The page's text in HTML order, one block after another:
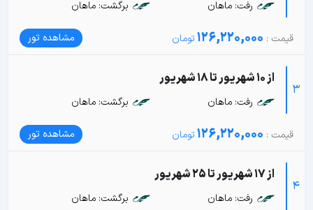
رفت: ماهان برگشت: ماهان
126,220,000 مشاهده تور
3
از 10 شهریور تا 18 شهریور
رفت: ماهان برگشت: ماهان
126,220,000 مشاهده تور
4
از 17 شهریور تا 25 شهریور
رفت: ماهان برگشت: ماهان